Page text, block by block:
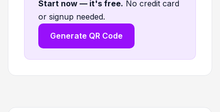
Start now — it's free. No credit card
or signup needed.
Generate QR Code